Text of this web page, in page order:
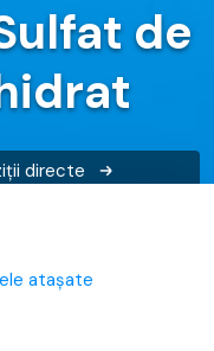
de
directe
atașate